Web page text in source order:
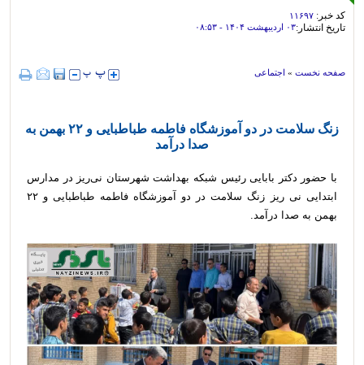
کد خبر: ۱۱۶۹۷
تاریخ انتشار:۰۳ ارديبهشت ۱۴۰۴ - ۰۸:۵۳
صفحه نخست » اجتماعی
زنگ سلامت در دو آموزشگاه فاطمه طباطبایی و ۲۲ بهمن به
صدا درآمد
با حضور دکتر بابایی رئیس شبکه بهداشت شهرستان نی‌ریز در مدارس
ابتدایی نی ریز زنگ سلامت در دو آموزشگاه فاطمه طباطبایی و ۲۲
بهمن به صدا درآمد.